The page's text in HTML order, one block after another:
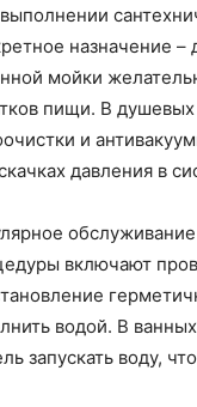
назначение
мойки
пищи. В душевых
и
давления в
включают
водой. В
запускать воду,